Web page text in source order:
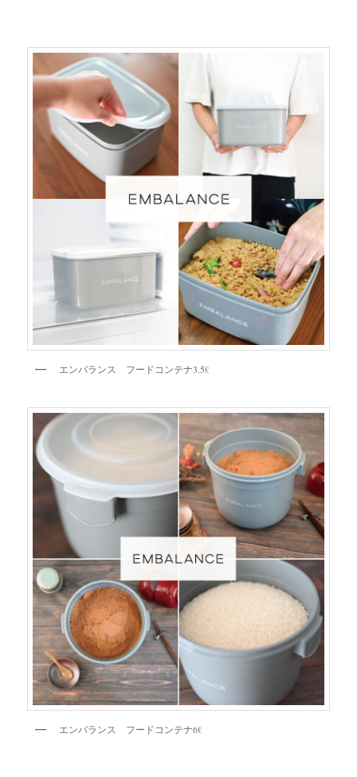
エンバランス フードコンテナ3.5ℓ
エンバランス フードコンテナ6ℓ